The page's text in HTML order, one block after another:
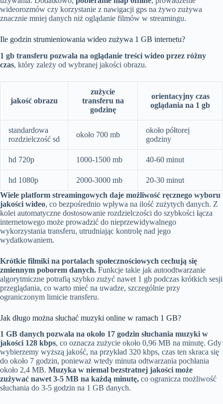
wideorozmów czy korzystanie z nawigacji gps na żywo zużywa
znacznie mniej danych niż oglądanie filmów w streamingu.
Ile godzin strumieniowania wideo zużywa 1 GB internetu?
1 gb transferu pozwala na oglądanie treści wideo przez różny
czas, który zależy od wybranej jakości obrazu.
jakość obrazu
zużycie
transferu na
godzinę
orientacyjny czas
oglądania na 1 gb
standardowa
rozdzielczość sd
około 700 mb
około półtorej
godziny
hd 720p 1000-1500 mb 40-60 minut
hd 1080p 2000-3000 mb
20-30 minut
Wiele platform streamingowych daje możliwość ręcznego wyboru
jakości wideo, co bezpośrednio wpływa na ilość zużytych danych. Z
kolei automatyczne dostosowanie rozdzielczości do szybkości łącza
internetowego może prowadzić do nieprzewidywalnego
wykorzystania transferu, utrudniając kontrolę nad jego
wydatkowaniem.
Krótkie filmiki na portalach społecznościowych cechują się
zmiennym poborem danych. Funkcje takie jak autoodtwarzanie
algorytmiczne potrafią szybko zużyć nawet 1 gb podczas krótkich sesji
przeglądania, co warto mieć na uwadze, szczególnie przy
ograniczonym limicie transferu.
Jak długo można słuchać muzyki online w ramach 1 GB?
1 GB danych pozwala na około 17 godzin słuchania muzyki w
jakości 128 kbps, co oznacza zużycie około 0,96 MB na minutę. Gdy
wybierzemy wyższą jakość, na przykład 320 kbps, czas ten skraca się
do około 7 godzin, ponieważ wtedy minuta odtwarzania pochłania
około 2,4 MB. Muzyka w niemal bezstratnej jakości może
zużywać nawet 3-5 MB na każdą minutę, co ogranicza możliwość
słuchania do 3-5 godzin na 1 GB danych.